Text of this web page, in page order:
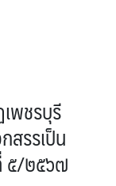
พชรบุรี
สรรเป็น
๕/๒๕๖๗